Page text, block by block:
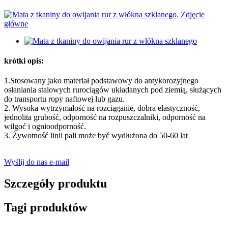
krótki opis:
1.Stosowany jako materiał podstawowy do antykorozyjnego
osłaniania stalowych rurociągów układanych pod ziemią, służących
do transportu ropy naftowej lub gazu.
2. Wysoka wytrzymałość na rozciąganie, dobra elastyczność,
jednolita grubość, odporność na rozpuszczalniki, odporność na
wilgoć i ognioodporność.
3. Żywotność linii pali może być wydłużona do 50-60 lat
Wyślij do nas e-mail
Szczegóły produktu
Tagi produktów